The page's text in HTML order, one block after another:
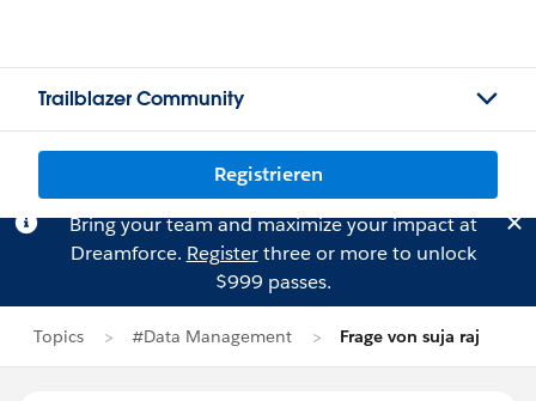
Trailblazer Community
Registrieren
Bring your team and maximize your impact at
Dreamforce. Registerthree or more to unlock
$999 passes.
Topics #Data Management Frage von suja raj